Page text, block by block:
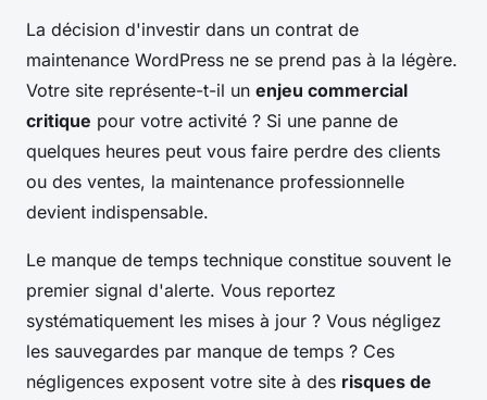
La décision d'investir dans un contrat de
maintenance WordPress ne se prend pas à la légère.
Votre site représente-t-il un enjeu commercial
critique pour votre activité ? Si une panne de
quelques heures peut vous faire perdre des clients
ou des ventes, la maintenance professionnelle
devient indispensable.
Le manque de temps technique constitue souvent le
premier signal d'alerte. Vous reportez
systématiquement les mises à jour ? Vous négligez
les sauvegardes par manque de temps ? Ces
négligences exposent votre site à des risques de